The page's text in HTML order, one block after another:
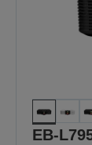
EB-